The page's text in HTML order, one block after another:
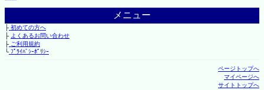
メニュー
├初めての方へ
├ よくあるお問い合わせ
├ご利用規約
└ﾌﾟﾗｲﾊﾞｼｰﾎﾟﾘｼｰ
ページトップへ
マイページへ
サイトトップへ